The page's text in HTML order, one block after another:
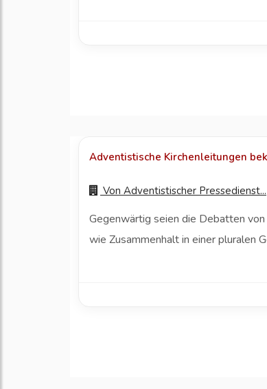
Adventistische Kirchenleitungen
Von Adventistischer Pressedienst...
Gegenwärtig seien die Debatten
wie Zusammenhalt in einer pluralen